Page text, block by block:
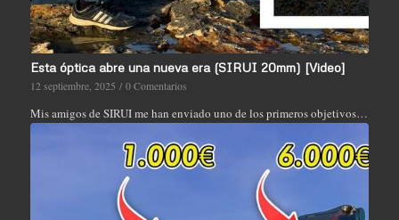
Esta óptica abre una nueva era (SIRUI 20mm) [Video]
12 septiembre, 2025 / 0 Comentarios
Mis amigos de SIRUI me han enviado uno de los primeros objetivos…